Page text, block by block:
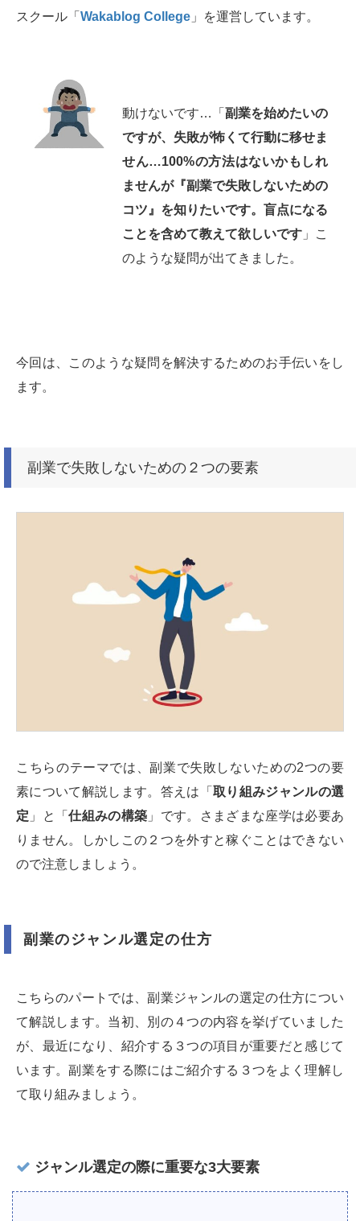
スクール「 Wakablog College 」を運営しています。
動けないです…「 副業を始めたいの
ですが、失敗が怖くて行動に移せま
せん…100%の方法はないかもしれ
ませんが『副業で失敗しないための
コツ』を知りたいです。盲点になる
ことを含めて教えて欲しいです 」こ
のような疑問が出てきました。
今回は、このような疑問を解決するためのお手伝いをし
ます。
副業で失敗しないための２つの要素
こちらのテーマでは、副業で失敗しないための2つの要
素について解説します。答えは「 取り組みジャンルの選
定 」と「仕組みの構築 」です。さまざまな座学は必要あ
りません。しかしこの２つを外すと稼ぐことはできない
ので注意しましょう。
副業のジャンル選定の仕方
こちらのパートでは、副業ジャンルの選定の仕方につい
て解説します。当初、別の４つの内容を挙げていました
が、最近になり、紹介する３つの項目が重要だと感じて
います。副業をする際にはご紹介する３つをよく理解し
て取り組みましょう。
ジャンル選定の際に重要な3大要素